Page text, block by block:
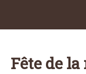
Fête de